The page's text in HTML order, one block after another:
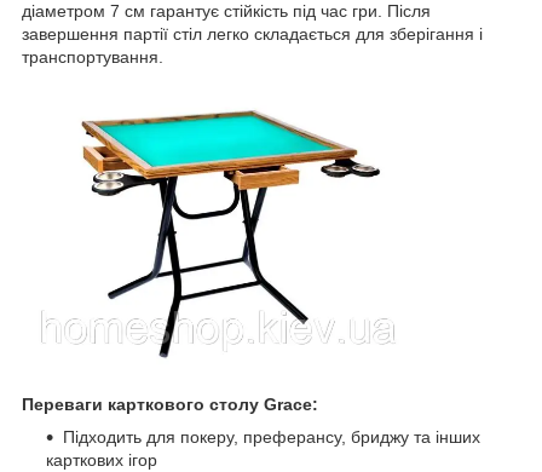
діаметром 7 см гарантує стійкість під час гри. Після
завершення партії стіл легко складається для зберігання і
транспортування.
Переваги карткового столу Grace:
Підходить для покеру, преферансу, бриджу та інших
карткових ігор